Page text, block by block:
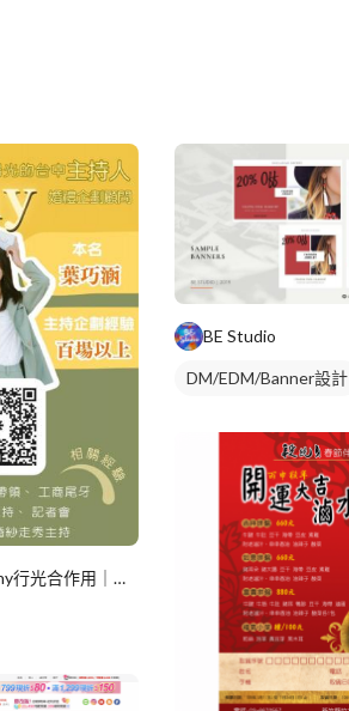
婚禮主持人Sunny行光合作用｜婚禮顧問
BE Studio
DM/EDM/Banner設計